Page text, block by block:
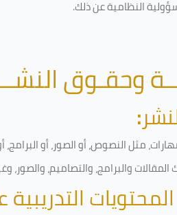
النظامية عن ذلك.
وحقـوق
:
النصوص، أو الصور، أو البرامج، أو
والبرامج، والتصاميم، والصور،